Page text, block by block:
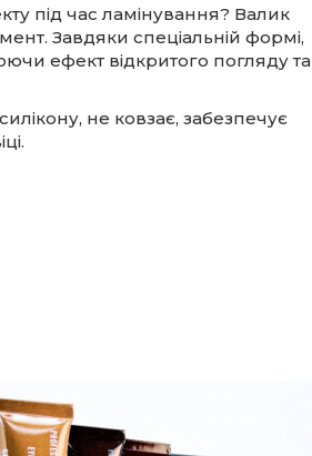
під час ламінування? Валик
Завдяки спеціальній формі,
ефект відкритого погляду та
не ковзає, забезпечує